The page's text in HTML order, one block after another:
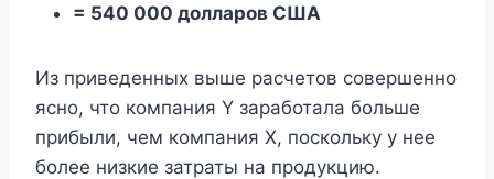
= 540 000 долларов США
Из приведенных выше расчетов совершенно
ясно, что компания Y заработала больше
прибыли, чем компания X, поскольку у нее
более низкие затраты на продукцию.